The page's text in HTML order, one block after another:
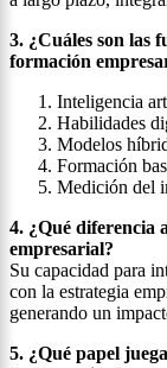
3. ¿Cuáles son las
formación
Inteligencia
Habilidades
Modelos
Formación
Medición del
4. ¿Qué diferencia
empresarial?
Su capacidad para
con la estrategia
generando un
5. ¿Qué papel